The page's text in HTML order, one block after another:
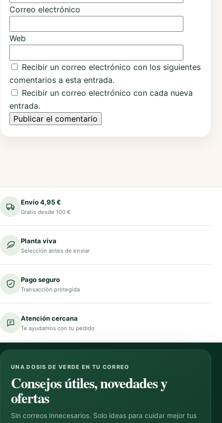
Correo electrónico
Web
Recibir un correo electrónico con los siguientes
comentarios a esta entrada.
Recibir un correo electrónico con cada nueva
entrada.
Envío 4,95 €
Gratis desde 100 €
Planta viva
Selección antes de enviar
Pago seguro
Transacción protegida
Atención cercana
Te ayudamos con tu pedido
UNA DOSIS DE VERDE EN TU CORREO
Consejos útiles, novedades y
ofertas
Sin correos innecesarios. Solo ideas para cuidar mejor tus